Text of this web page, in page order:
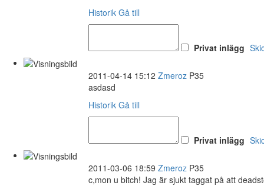
Historik Gå till
Privat inlägg
2011-04-14 15:12 Zmeroz P35
asdasd
Historik Gå till
Privat inlägg
2011-03-06 18:59 Zmeroz P35
c,mon u bitch! Jag är sjukt taggat på att